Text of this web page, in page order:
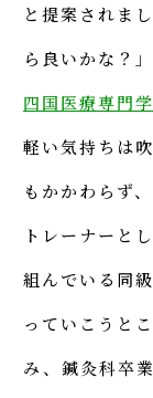
と提案されま
ら良いかな？
四国医療専門
軽い気持ちは
もかかわらず
トレーナーと
組んでいる同
っていこうと
み、鍼灸科卒